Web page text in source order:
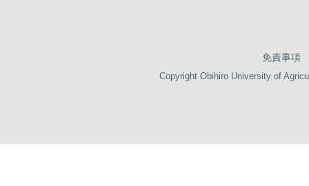
免責事項
Copyright Obihiro University of